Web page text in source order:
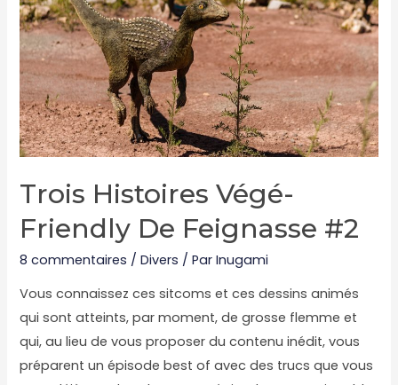
antidreyfusards
à
la
solde
du
transhumanisme
qui
des
nourrissons
Trois Histoires Végé-
Friendly De Feignasse #2
8 commentaires /Divers / ParInugami
Vous connaissez ces sitcoms et ces dessins animés
qui sont atteints, par moment, de grosse flemme et
qui, au lieu de vous proposer du contenu inédit, vous
préparent un épisode best of avec des trucs que vous